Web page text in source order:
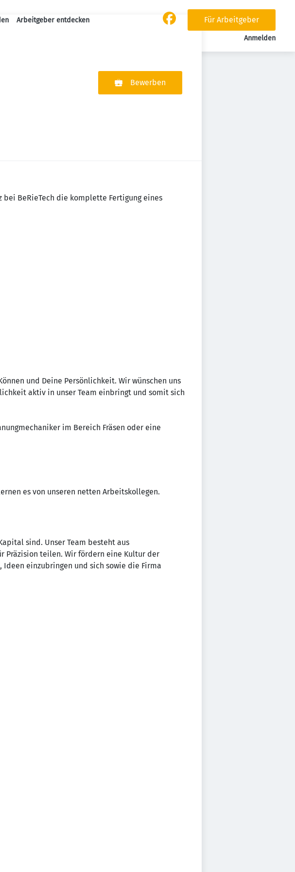
Arbeitgeber entdecken
Für Arbeitgeber
Anmelden
Bewerben
BeRieTech die komplette Fertigung eines
und Deine Persönlichkeit. Wir wünschen uns
aktiv in unser Team einbringt und somit sich
im Bereich Fräsen oder eine
es von unseren netten Arbeitskollegen.
sind. Unser Team besteht aus
Präzision teilen. Wir fördern eine Kultur der
einzubringen und sich sowie die Firma